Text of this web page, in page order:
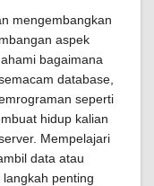
mengembangkan
aspek
bagaimana
database,
seperti
hidup kalian
Mempelajari
data atau
penting